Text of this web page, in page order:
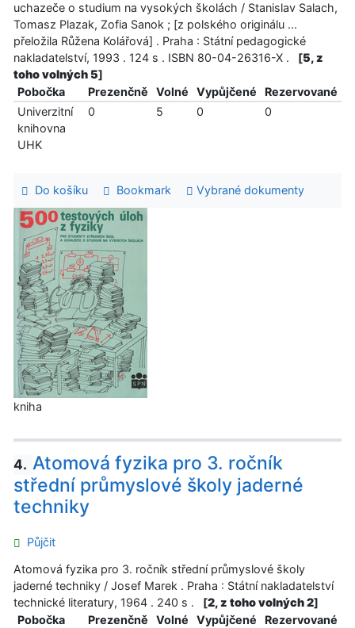
uchazeče o studium na vysokých školách / Stanislav Salach,
Tomasz Plazak, Zofia Sanok ; [z polského originálu ...
přeložila Růžena Kolářová] . Praha : Státní pedagogické
nakladatelství, 1993 . 124 s . ISBN 80-04-26316-X .
[5, z
toho volných 5]
Pobočka
Prezenčně Volné Vypůjčené
Rezervované
Univerzitní
knihovna
UHK
0 5 0 0
Do košíku Bookmark Vybrané dokumenty
kniha
4. Atomová fyzika pro 3. ročník
střední průmyslové školy jaderné
techniky
Půjčit
Atomová fyzika pro 3. ročník střední průmyslové školy
jaderné techniky / Josef Marek . Praha : Státní nakladatelství
technické literatury, 1964 . 240 s .
[2, z toho volných 2]
Pobočka
Prezenčně Volné Vypůjčené
Rezervované